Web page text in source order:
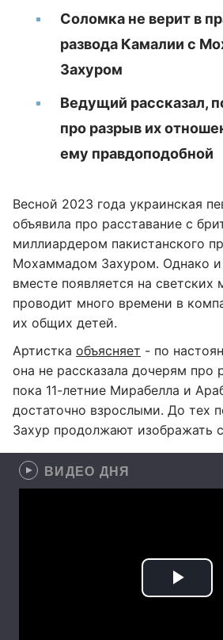
Соломка не верит в
развода Камалии с
Захуром
Ведущий рассказал,
про разрыв их
ему правдоподобной
Весной 2023 года украинская
объявила про расставание с
миллиардером пакистанского
Мохаммадом Захуром. Однако и
вместе появляется на светских
проводит много времени в
их общих детей.
Артистка объясняет - по
она не рассказала дочерям про
пока 11-летние Мирабелла и
достаточно взрослыми. До тех
Захур продолжают изображать
ВИДЕО ДНЯ